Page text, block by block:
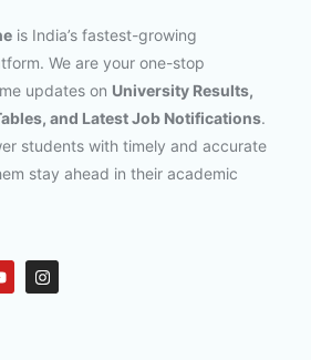
is India’s fastest-growing
We are your one-stop
updates on University Results,
and Latest Job Notifications.
students with timely and accurate
stay ahead in their academic